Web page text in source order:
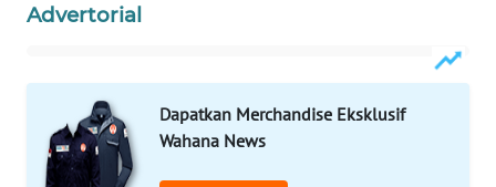
Advertorial
Dapatkan Merchandise Eksklusif
Wahana News
WAHANA
PERSONA